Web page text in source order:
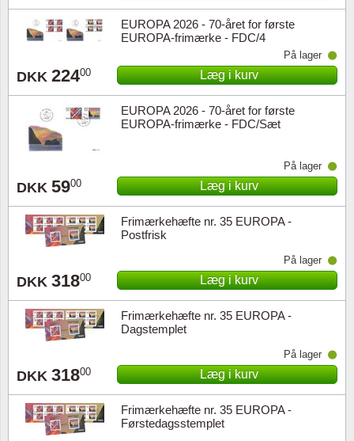
EUROPA 2026 - 70-året for første
EUROPA-frimærke - FDC/4
DKK 22400
På lager
Læg i kurv
EUROPA 2026 - 70-året for første
EUROPA-frimærke - FDC/Sæt
DKK 5900
På lager
Læg i kurv
Frimærkehæfte nr. 35 EUROPA -
Postfrisk
DKK 31800
På lager
Læg i kurv
Frimærkehæfte nr. 35 EUROPA -
Dagstemplet
DKK 31800
På lager
Læg i kurv
Frimærkehæfte nr. 35 EUROPA -
Førstedagsstemplet